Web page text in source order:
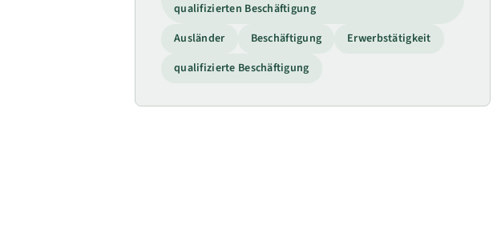
qualifizierten Beschäftigung
Ausländer
Beschäftigung
Erwerbstätigkeit
qualifizierte Beschäftigung